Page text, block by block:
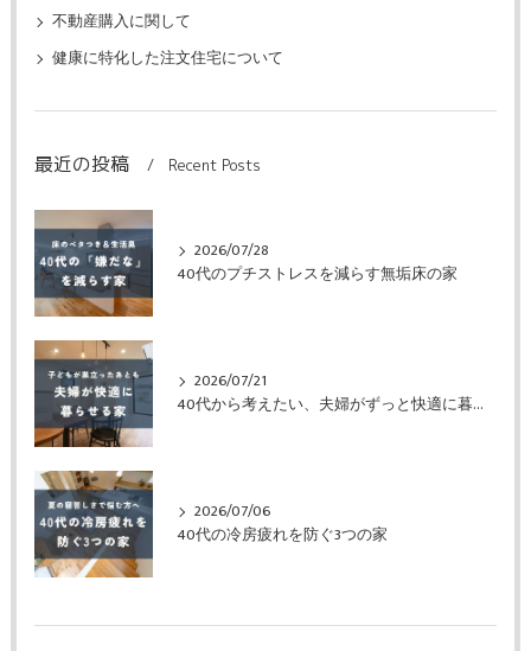
不動産購入に関して
健康に特化した注文住宅について
最近の投稿 Recent Posts
2026/07/28
40代のプチストレスを減らす無垢床の家
2026/07/21
40代から考えたい、夫婦がずっと快適に暮らせる家
2026/07/06
40代の冷房疲れを防ぐ3つの家